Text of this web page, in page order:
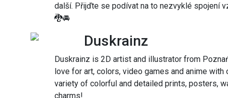
další. Přijďte se podívat na to nezvyklé spojení
🐉🚘
Duskrainz
Duskrainz is 2D artist and illustrator from
love for art, colors, video games and anime with
variety of colorful and detailed prints, posters,
charms!